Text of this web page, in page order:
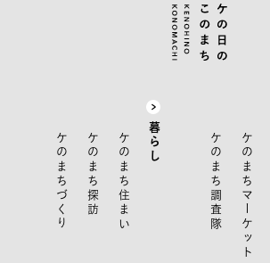
ケのまちマーケット
ケのまち調査隊
暮らし
ケのまち住まい
ケのまち探訪
ケのまちづくり